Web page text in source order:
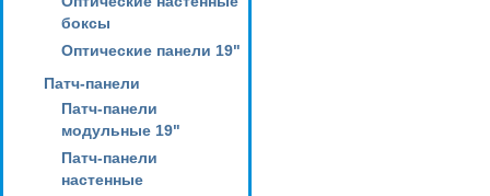
боксы
Оптические панели 19"
Патч-панели
Патч-панели
модульные 19"
Патч-панели
настенные